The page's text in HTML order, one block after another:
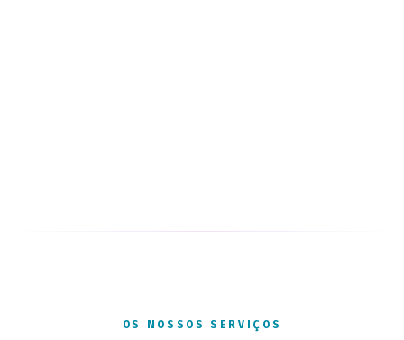
OS NOSSOS SERVIÇOS